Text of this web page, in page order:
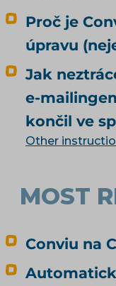
nikde nepovolil? Co bych musel udělat,
mě mohl
jiného, než měl? Jak vás má umělá inteligence
vůbec najít a
e-shop. Čím
data, rozebírá
napojení e-
Proč je
úpravu
Jak
e-
končil ve
Other
MOST
Conviu na